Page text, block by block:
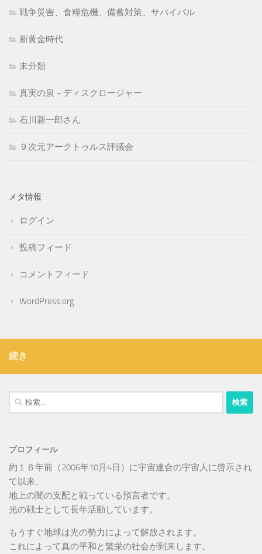
戦争災害、食糧危機、備蓄対策、サバイバル
新黄金時代
未分類
真実の泉－ディスクロージャー
石川新一郎さん
９次元アークトゥルス評議会
メタ情報
ログイン
投稿フィード
コメントフィード
WordPress.org
続き
検
索:
プロフィール
約１６年前（2006年10月4日）に宇宙連合の宇宙人に啓示され
て以来、
地上の闇の支配と戦っている預言者です。
光の戦士として長年活動しています。
もうすぐ地球は光の勢力によって解放されます。
これによって真の平和と繁栄の社会が到来します。